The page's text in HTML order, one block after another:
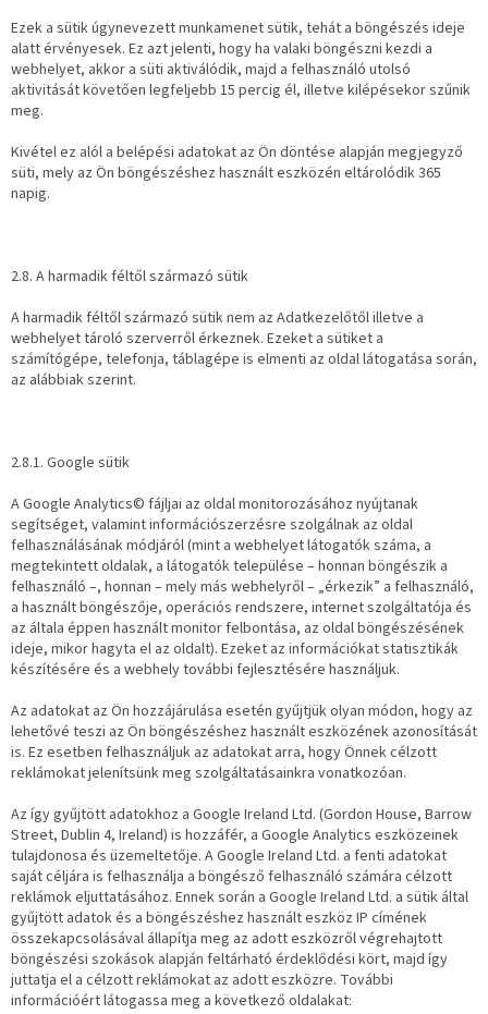
Ezek a sütik úgynevezett munkamenet sütik, tehát a böngészés ideje
alatt érvényesek. Ez azt jelenti, hogy ha valaki böngészni kezdi a
webhelyet, akkor a süti aktiválódik, majd a felhasználó utolsó
aktivitását követően legfeljebb 15 percig él, illetve kilépésekor szűnik
meg.
Kivétel ez alól a belépési adatokat az Ön döntése alapján megjegyző
süti, mely az Ön böngészéshez használt eszközén eltárolódik 365
napig.
2.8. A harmadik féltől származó sütik
A harmadik féltől származó sütik nem az Adatkezelőtől illetve a
webhelyet tároló szerverről érkeznek. Ezeket a sütiket a
számítógépe, telefonja, táblagépe is elmenti az oldal látogatása során,
az alábbiak szerint.
2.8.1. Google sütik
A Google Analytics© fájljai az oldal monitorozásához nyújtanak
segítséget, valamint információszerzésre szolgálnak az oldal
felhasználásának módjáról (mint a webhelyet látogatók száma, a
megtekintett oldalak, a látogatók települése – honnan böngészik a
felhasználó –, honnan – mely más webhelyről – „érkezik” a felhasználó,
a használt böngészője, operációs rendszere, internet szolgáltatója és
az általa éppen használt monitor felbontása, az oldal böngészésének
ideje, mikor hagyta el az oldalt). Ezeket az információkat statisztikák
készítésére és a webhely további fejlesztésére használjuk.
Az adatokat az Ön hozzájárulása esetén gyűjtjük olyan módon, hogy az
lehetővé teszi az Ön böngészéshez használt eszközének azonosítását
is. Ez esetben felhasználjuk az adatokat arra, hogy Önnek célzott
reklámokat jelenítsünk meg szolgáltatásainkra vonatkozóan.
Az így gyűjtött adatokhoz a Google Ireland Ltd. (Gordon House, Barrow
Street, Dublin 4, Ireland) is hozzáfér, a Google Analytics eszközeinek
tulajdonosa és üzemeltetője. A Google Ireland Ltd. a fenti adatokat
saját céljára is felhasználja a böngésző felhasználó számára célzott
reklámok eljuttatásához. Ennek során a Google Ireland Ltd. a sütik által
gyűjtött adatok és a böngészéshez használt eszköz IP címének
összekapcsolásával állapítja meg az adott eszközről végrehajtott
böngészési szokások alapján feltárható érdeklődési kört, majd így
juttatja el a célzott reklámokat az adott eszközre. További
információért látogassa meg a következő oldalakat: